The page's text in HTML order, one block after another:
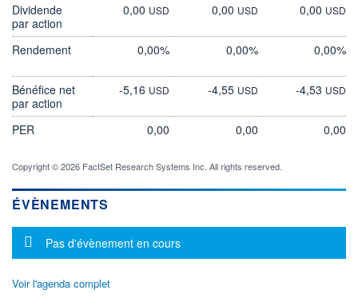
Dividende
par action
0,00 USD 0,00 USD 0,00 USD
Rendement 0,00% 0,00% 0,00%
Bénéfice net
par action
-5,16 USD -4,55 USD -4,53 USD
PER 0,00 0,00 0,00
Copyright © 2026 FactSet Research Systems Inc. All rights reserved.
ÉVÈNEMENTS
Message d'information
Pas d'évènement en cours
Voir l'agenda complet